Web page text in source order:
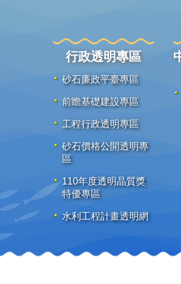
行政透明專區
砂石廉政平臺專區
前瞻基礎建設專區
工程行政透明專區
砂石價格公開透明專
區
110年度透明晶質獎
特優專區
水利工程計畫透明網